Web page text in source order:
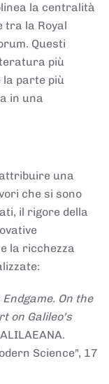
la centralità
tra la Royal
Questi
più
parte più
in una
una
che si sono
il rigore della
la ricchezza
On the
on Galileo's
Science", 17